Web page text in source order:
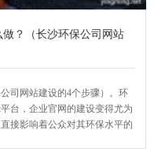
？（长沙环保公司网站
司网站建设的4个步骤）。环
台，企业官网的建设变得尤为
接影响着公众对其环保水平的